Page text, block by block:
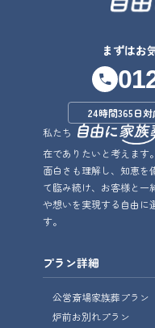
まずはお
24時間365日対
私たち
在でありたいと考えます
面白さも理解し、知恵を
て臨み続け、お客様と一
や想いを実現する自由に
す。
プラン詳細
公営斎場家族葬プラン
炉前お別れプラン